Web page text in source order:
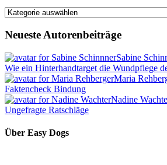
Kategorien
Neueste Autorenbeiträge
Sabine
Wie ein Hinterhandtarget die Wundpflege
Maria
Faktencheck Bindung
Nadine
Ungefragte Ratschläge
Über Easy Dogs